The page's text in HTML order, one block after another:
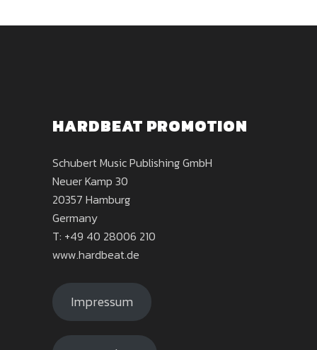
HARDBEAT PROMOTION
Schubert Music Publishing GmbH
Neuer Kamp 30
20357 Hamburg
Germany
T: +49 40 28006 210
www.hardbeat.de
Impressum